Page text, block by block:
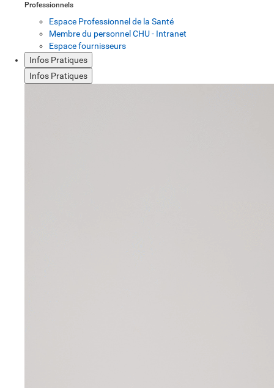
Professionnels
Espace Professionnel de la Santé
Membre du personnel CHU - Intranet
Espace fournisseurs
Infos Pratiques
Infos Pratiques